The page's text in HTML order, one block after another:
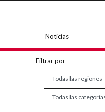
Noticias
Filtrar por